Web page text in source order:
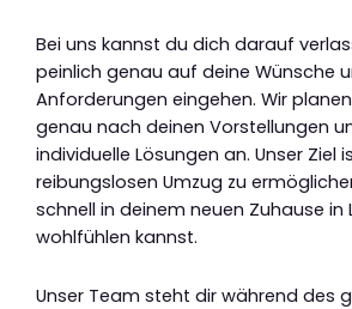
Bei uns kannst du dich darauf
peinlich genau auf deine Wünsche
Anforderungen eingehen. Wir
genau nach deinen Vorstellungen
individuelle Lösungen an. Unser Ziel
reibungslosen Umzug zu
schnell in deinem neuen Zuhause in
wohlfühlen kannst.
Unser Team steht dir während des